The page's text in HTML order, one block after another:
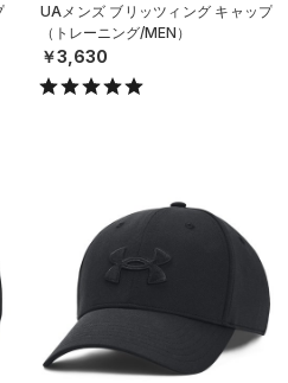
UAメンズ ブリッツィング キャップ
（トレーニング/MEN）
￥3,630